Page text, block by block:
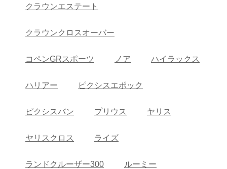
クラウンエステート
クラウンクロスオーバー
コペンGRスポーツ ノア ハイラックス
ハリアー ピクシスエポック
ピクシスバン プリウス ヤリス
ヤリスクロス ライズ
ランドクルーザー300 ルーミー